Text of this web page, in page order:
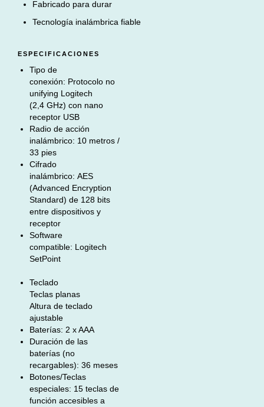
Fabricado para durar
Tecnología inalámbrica fiable
ESPECIFICACIONES
Tipo de
conexión: Protocolo no
unifying Logitech
(2,4 GHz) con nano
receptor USB
Radio de acción
inalámbrico: 10 metros /
33 pies
Cifrado
inalámbrico: AES
(Advanced Encryption
Standard) de 128 bits
entre dispositivos y
receptor
Software
compatible: Logitech
SetPoint
Teclado
Teclas planas
Altura de teclado
ajustable
Baterías: 2 x AAA
Duración de las
baterías (no
recargables): 36 meses
Botones/Teclas
especiales: 15 teclas de
función accesibles a